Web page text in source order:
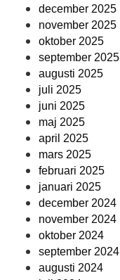
december 2025
november 2025
oktober 2025
september 2025
augusti 2025
juli 2025
juni 2025
maj 2025
april 2025
mars 2025
februari 2025
januari 2025
december 2024
november 2024
oktober 2024
september 2024
augusti 2024